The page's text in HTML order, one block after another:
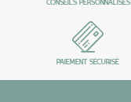
PAIEMENT SÉCURISÉ
CONSEILS PERSONNALISÉS